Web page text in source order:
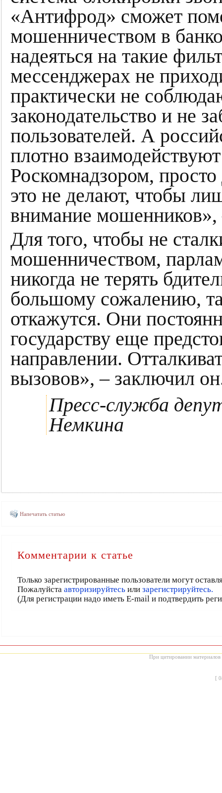
«Антифрод» сможет
мошенничеством в
надеяться на такие
мессенджерах не
практически не
законодательство и не
пользователей. А
плотно
Роскомнадзором,
это не делают, чтобы
внимание
Для того, чтобы не
мошенничеством,
никогда не терять
большому сожалению,
откажутся. Они
государству еще
направлении.
вызовов», – заключил
Пресс-служба
Немкина
Напечатать статью
Комментарии к статье
Только зарегистрированные пользователи могут
Пожалуйста авторизируйтесьили зарегистрируйтесь.
(Для регистрации надо иметь E-mail и подтвердить
При цитировании материалов
[